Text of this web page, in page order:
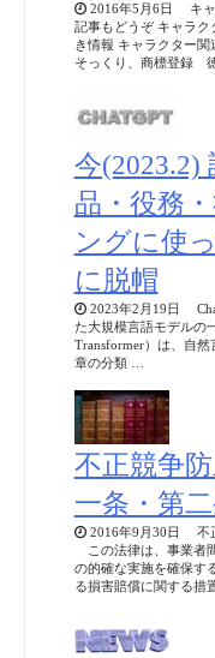
2016年5月6日 キャ
記事もどうぞ キャラク
き情報 キャラクター関
そっくり、商標登録
今(2023.2)
品・役務
ングに使
に脱帽
2023年2月19日
た大規模言語モデルの
Transformer）は、自
章の分類 …
不正競争
一条・第
2016年9月30日 不
この法律は、事業者
の的確な実施を確保す
る損害賠償に関する措